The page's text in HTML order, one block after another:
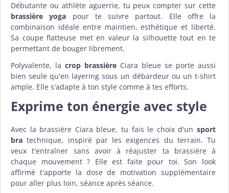
Débutante ou athlète aguerrie, tu peux compter sur cette
brassière yoga pour te suivre partout. Elle offre la
combinaison idéale entre maintien, esthétique et liberté.
Sa coupe flatteuse met en valeur la silhouette tout en te
permettant de bouger librement.
Polyvalente, la crop brassière Ciara bleue se porte aussi
bien seule qu'en layering sous un débardeur ou un t-shirt
ample. Elle s'adapte à ton style comme à tes efforts.
Exprime ton énergie avec style
Avec la brassière Ciara bleue, tu fais le choix d'un sport
bra technique, inspiré par les exigences du terrain. Tu
veux t'entraîner sans avoir à réajuster ta brassière à
chaque mouvement ? Elle est faite pour toi. Son look
affirmé t'apporte la dose de motivation supplémentaire
pour aller plus loin, séance après séance.